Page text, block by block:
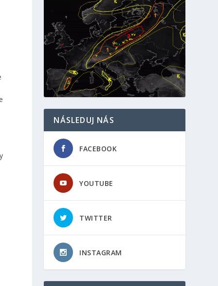
NÁSLEDUJ NÁS
FACEBOOK
YOUTUBE
TWITTER
INSTAGRAM